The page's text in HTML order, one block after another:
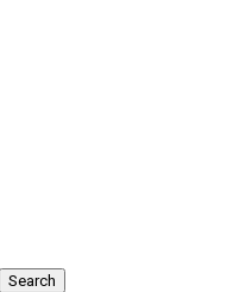
Search